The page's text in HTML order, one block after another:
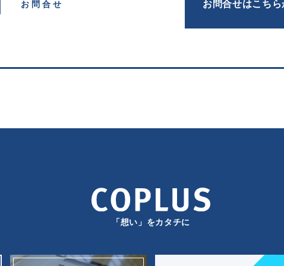
お問合せ お問合せはこちら
「想い」をカタチに